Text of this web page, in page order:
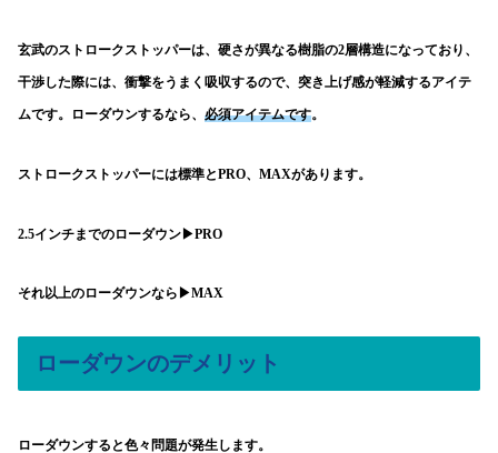
玄武のストロークストッパーは、硬さが異なる樹脂の2層構造になっており、
干渉した際には、衝撃をうまく吸収するので、突き上げ感が軽減するアイテ
ムです。ローダウンするなら、 必須アイテムです。
ストロークストッパーには標準とPRO、MAXがあります。
2.5インチまでのローダウン▶︎PRO
それ以上のローダウンなら▶︎MAX
ローダウンのデメリット
ローダウンすると色々問題が発生します。